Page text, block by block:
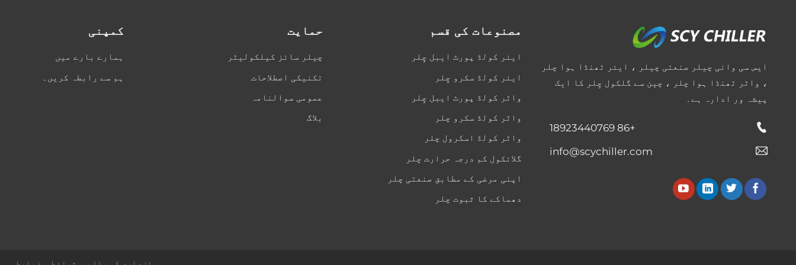
ایس سی وائی چیلر صنعتی چیلر ، ایئر ٹھنڈا ہوا چلر
، واٹر ٹھنڈا ہوا چلر ، چین سے گلکول چِلر کا ایک
پیشہ ور ادارہ ہے۔
+86 18923440769
info@scychiller.com
مصنوعات کی قسم
ایئر کولڈ پورٹ ایبل چِلر
ایئر کولڈ سکرو چِلر
واٹر کولڈ پورٹ ایبل چِلر
واٹر کولڈ سکرو چلر
واٹر کولڈ اسکرول چلر
گلائکول کم درجہ حرارت چلر
اپنی مرضی کے مطابق صنعتی چلر
دھماکے کا ثبوت چلر
حمایت
چیلر سائز کیلکولیٹر
تکنیکی اصطلاحات
عمومی سوالنامہ
بلاگ
کمپنی
ہمارے بارے میں
ہم سے رابطہ کریں۔